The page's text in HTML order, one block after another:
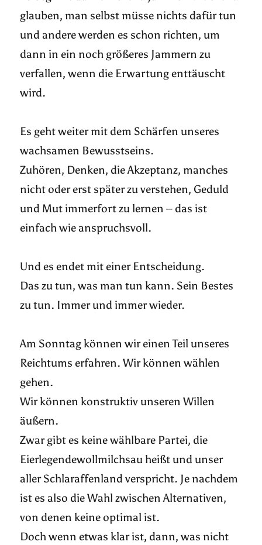
glauben, man selbst müsse nichts dafür tun
und andere werden es schon richten, um
dann in ein noch größeres Jammern zu
verfallen, wenn die Erwartung enttäuscht
wird.
Es geht weiter mit dem Schärfen unseres
wachsamen Bewusstseins.
Zuhören, Denken, die Akzeptanz, manches
nicht oder erst später zu verstehen, Geduld
und Mut immerfort zu lernen – das ist
einfach wie anspruchsvoll.
Und es endet mit einer Entscheidung.
Das zu tun, was man tun kann. Sein Bestes
zu tun. Immer und immer wieder.
Am Sonntag können wir einen Teil unseres
Reichtums erfahren. Wir können wählen
gehen.
Wir können konstruktiv unseren Willen
äußern.
Zwar gibt es keine wählbare Partei, die
Eierlegendewollmilchsau heißt und unser
aller Schlaraffenland verspricht. Je nachdem
ist es also die Wahl zwischen Alternativen,
von denen keine optimal ist.
Doch wenn etwas klar ist, dann, was nicht